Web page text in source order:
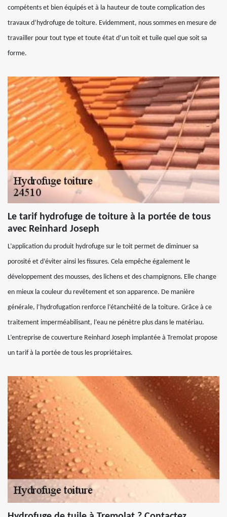
compétents et bien équipés et à la hauteur de toute complication des
travaux d’hydrofuge de toiture. Evidemment, nous sommes en mesure de
travailler pour tout type et toute état d’un toit et tuile quel que soit sa
forme.
Le tarif hydrofuge de toiture à la portée de tous
avec Reinhard Joseph
L’application du produit hydrofuge sur le toit permet de diminuer sa
porosité et d’éviter ainsi les fissures. Cela empêche également le
développement des mousses, des lichens et des champignons. Elle change
en mieux la couleur du revêtement et son apparence. De manière
générale, l’hydrofugation renforce l’étanchéité de la toiture. Grâce à ce
traitement imperméabilisant, l’eau ne pénètre plus dans le matériau.
L’entreprise de couverture Reinhard Joseph implantée à Tremolat propose
un tarif à la portée de tous les propriétaires.